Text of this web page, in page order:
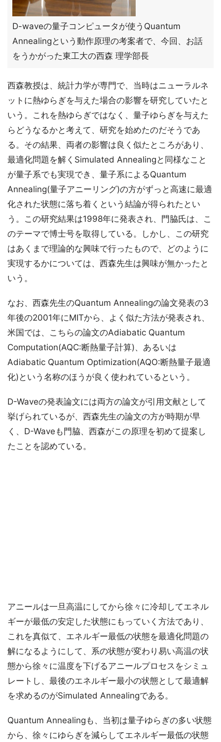
D-waveの量子コンピュータが使うQuantum
Annealingという動作原理の考案者で、今回、お話
をうかがった東工大の西森 理学部長
西森教授は、統計力学が専門で、当時はニューラルネ
ットに熱ゆらぎを与えた場合の影響を研究していたと
いう。これを熱ゆらぎではなく、量子ゆらぎを与えた
らどうなるかと考えて、研究を始めたのだそうであ
る。その結果、両者の影響は良く似たところがあり、
最適化問題を解くSimulated Annealingと同様なこと
が量子系でも実現でき、量子系によるQuantum
Annealing(量子アニーリング)の方がずっと高速に最適
化された状態に落ち着くという結論が得られたとい
う。この研究結果は1998年に発表され、門脇氏は、こ
のテーマで博士号を取得している。しかし、この研究
はあくまで理論的な興味で行ったもので、どのように
実現するかについては、西森先生は興味が無かったと
いう。
なお、西森先生のQuantum Annealingの論文発表の3
年後の2001年にMITから、よく似た方法が発表され、
米国では、こちらの論文のAdiabatic Quantum
Computation(AQC:断熱量子計算)、あるいは
Adiabatic Quantum Optimization(AQO:断熱量子最適
化)という名称のほうが良く使われているという。
D-Waveの発表論文には両方の論文が引用文献として
挙げられているが、西森先生の論文の方が時期が早
く、D-Waveも門脇、西森がこの原理を初めて提案し
たことを認めている。
アニールは一旦高温にしてから徐々に冷却してエネル
ギーが最低の安定した状態にもっていく方法であり、
これを真似て、エネルギー最低の状態を最適化問題の
解になるようにして、系の状態が変わり易い高温の状
態から徐々に温度を下げるアニールプロセスをシミュ
レートし、最後のエネルギー最小の状態として最適解
を求めるのがSimulated Annealingである。
Quantum Annealingも、当初は量子ゆらぎの多い状態
から、徐々にゆらぎを減らしてエネルギー最低の状態